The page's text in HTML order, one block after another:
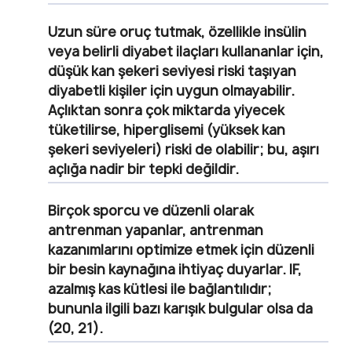
Uzun süre oruç tutmak, özellikle insülin
veya belirli diyabet ilaçları kullananlar için,
düşük kan şekeri seviyesi riski taşıyan
diyabetli kişiler için uygun olmayabilir.
Açlıktan sonra çok miktarda yiyecek
tüketilirse, hiperglisemi (yüksek kan
şekeri seviyeleri) riski de olabilir; bu, aşırı
açlığa nadir bir tepki değildir.
Birçok sporcu ve düzenli olarak
antrenman yapanlar, antrenman
kazanımlarını optimize etmek için düzenli
bir besin kaynağına ihtiyaç duyarlar. IF,
azalmış kas kütlesi ile bağlantılıdır;
bununla ilgili bazı karışık bulgular olsa da
(20, 21).